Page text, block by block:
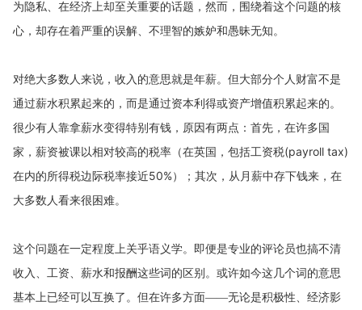
为隐私、在经济上却至关重要的话题，然而，围绕着这个问题的核
心，却存在着严重的误解、不理智的嫉妒和愚昧无知。
对绝大多数人来说，收入的意思就是年薪。但大部分个人财富不是
通过薪水积累起来的，而是通过资本利得或资产增值积累起来的。
很少有人靠拿薪水变得特别有钱，原因有两点：首先，在许多国
家，薪资被课以相对较高的税率（在英国，包括工资税(payroll tax)
在内的所得税边际税率接近50%）；其次，从月薪中存下钱来，在
大多数人看来很困难。
这个问题在一定程度上关乎语义学。即便是专业的评论员也搞不清
收入、工资、薪水和报酬这些词的区别。或许如今这几个词的意思
基本上已经可以互换了。但在许多方面——无论是积极性、经济影